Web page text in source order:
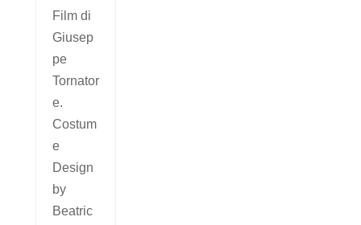
Film di
Giusep
pe
Tornator
e.
Costum
e
Design
by
Beatric